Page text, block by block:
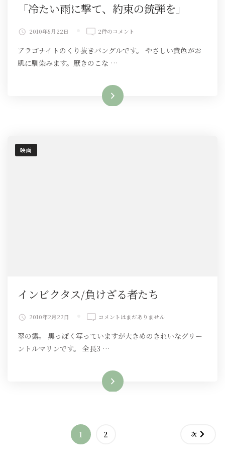
「冷たい雨に撃て、約束の銃弾を」
2010年5月22日
「冷
い
雨
て、
約
2件のコメント
アラゴナイトのくり抜きバングルです。 やさしい黄色がお
肌に馴染みます。厭きのこな …
続きを読む
映画
インビクタス/負けざる者たち
2010年2月22日
イ
ビ
ク
け
コメントはまだありません
翠の露。 黒っぽく写っていますが大きめのきれいなグリー
ントルマリンです。 全長3 …
続きを読む
固1
固
2 次